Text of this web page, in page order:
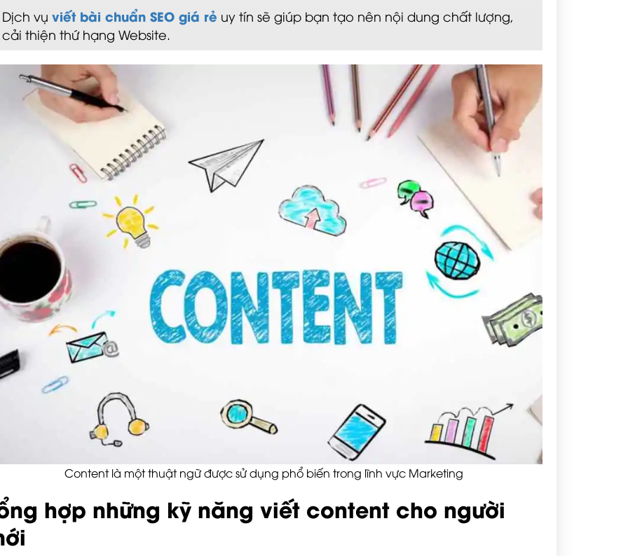
Dịch vụ viết bài chuẩn SEO giá rẻ uy tín sẽ giúp bạn tạo nên nội dung chất lượng,
cải thiện thứ hạng Website.
Content là một thuật ngữ được sử dụng phổ biến trong lĩnh vực Marketing
hợp những kỹ năng viết content cho người